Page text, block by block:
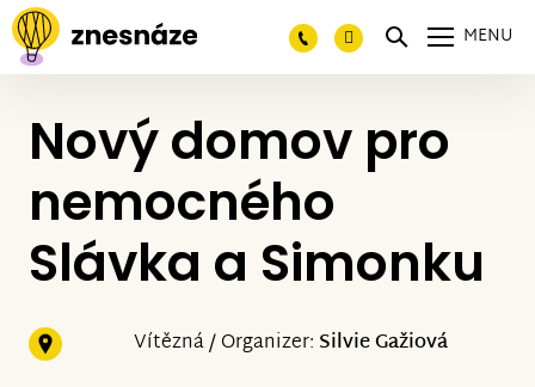
MENU
Nový domov pro
nemocného
Slávka a Simonku
Vítězná / Organizer: Silvie Gažiová